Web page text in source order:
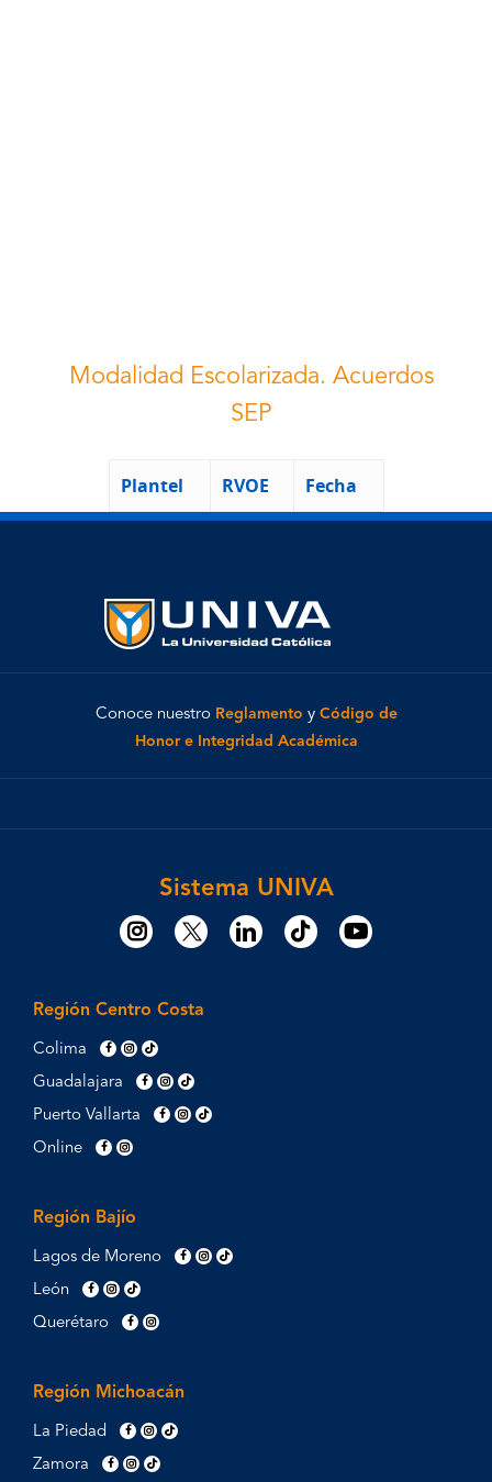
Modalidad Escolarizada. Acuerdos
SEP
Plantel RVOE Fecha
Conoce nuestro Reglamento y Código de
Honor e Integridad Académica
Sistema UNIVA
Región Centro Costa
Colima
Guadalajara
Puerto Vallarta
Online
Región Bajío
Lagos de Moreno
León
Querétaro
Región Michoacán
La Piedad
Zamora